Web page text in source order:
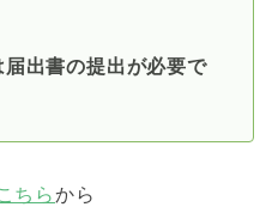
出書の提出が必要で
ちらから